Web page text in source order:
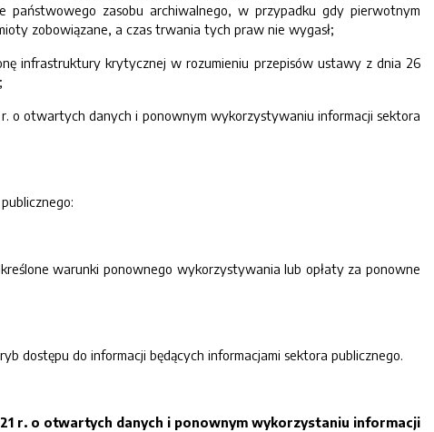
państwowego zasobu archiwalnego, w przypadku gdy pierwotnym
zobowiązane, a czas trwania tych praw nie wygasł;
infrastruktury krytycznej w rozumieniu przepisów ustawy z dnia 26
o otwartych danych i ponownym wykorzystywaniu informacji sektora
warunki ponownego wykorzystywania lub opłaty za ponowne
dostępu do informacji będących informacjami sektora publicznego.
r. o otwartych danych i ponownym wykorzystaniu informacji